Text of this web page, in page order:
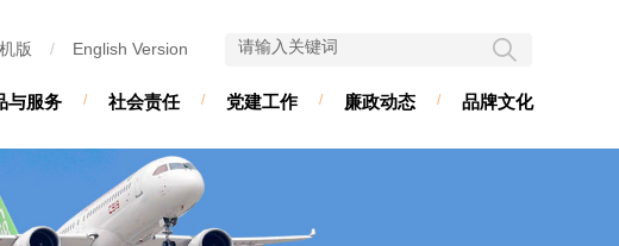
版 / English Version
与服务 / 社会责任 / 党建工作 / 廉政动态 / 品牌文化